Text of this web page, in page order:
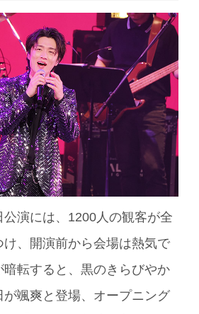
演には、1200人の観客が全
け、開演前から会場は熱気で
転すると、黒のきらびやか
が颯爽と登場、オープニング